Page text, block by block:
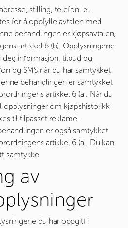
stilling, telefon, e-
for å oppfylle avtalen med
behandlingen er kjøpsavtalen,
artikkel 6 (b). Opplysningene
deg informasjon, tilbud og
og SMS når du har samtykket
behandlingen er samtykket
artikkel 6 (a). Når du
opplysninger om kjøpshistorikk
til tilpasset reklame.
er også samtykket
artikkel 6 (a). Du kan
samtykke
av
du har oppgitt i